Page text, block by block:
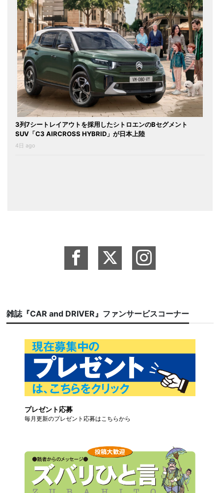
3列7シートレイアウトを採用したシトロエンのBセグメント
SUV「C3 AIRCROSS HYBRID」が日本上陸
4日 ago
雑誌『CAR and DRIVER』ファンサービスコーナー
プレゼント応募
毎月更新のプレゼント応募はこちらから